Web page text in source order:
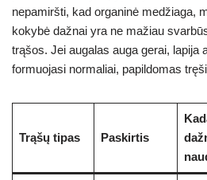
nepamiršti, kad organinė medžiaga,
kokybė dažnai yra ne mažiau
trąšos. Jei augalas auga gerai, lapija
formuojasi normaliai, papildomas
Trąšų tipas Paskirtis